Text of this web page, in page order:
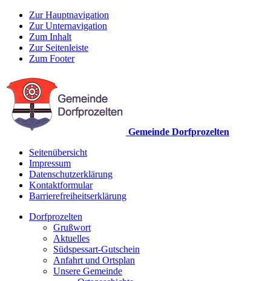
Zur Hauptnavigation
Zur Unternavigation
Zum Inhalt
Zur Seitenleiste
Zum Footer
Gemeinde Dorfprozelten
Seitenübersicht
Impressum
Datenschutzerklärung
Kontaktformular
Barrierefreiheitserklärung
Dorfprozelten
Grußwort
Aktuelles
Südspessart-Gutschein
Anfahrt und Ortsplan
Unsere Gemeinde